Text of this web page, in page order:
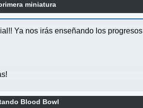
miniatura
Ya nos irás enseñando los progresos
Blood Bowl